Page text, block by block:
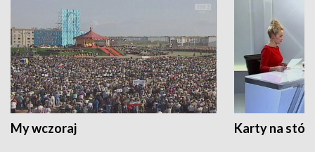
My wczoraj Karty na